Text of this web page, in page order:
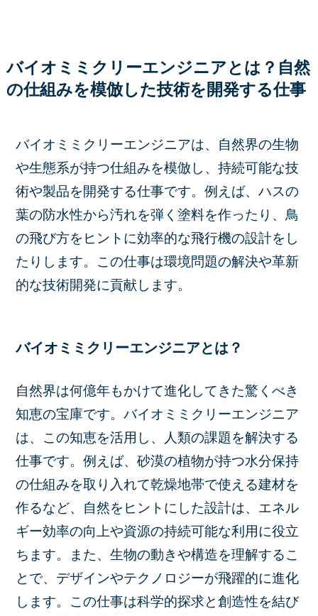
バイオミミクリーエンジニアとは？自然
の仕組みを模倣した技術を開発する仕事
バイオミミクリーエンジニアは、自然界の生物
や生態系が持つ仕組みを模倣し、持続可能な技
術や製品を開発する仕事です。例えば、ハスの
葉の防水性から汚れを弾く塗料を作ったり、鳥
の飛び方をヒントに効率的な飛行機の設計をし
たりします。この仕事は環境問題の解決や革新
的な技術開発に貢献します。
バイオミミクリーエンジニアとは？
自然界は何億年もかけて進化してきた驚くべき
知恵の宝庫です。バイオミミクリーエンジニア
は、この知恵を活用し、人類の課題を解決する
仕事です。例えば、砂漠の植物が持つ水分保持
の仕組みを取り入れて乾燥地帯で使える建材を
作るなど、自然をヒントにした設計は、エネル
ギー効率の向上や資源の持続可能な利用に役立
ちます。また、生物の動きや構造を理解するこ
とで、デザインやテクノロジーが飛躍的に進化
します。この仕事は科学的探求と創造性を結び